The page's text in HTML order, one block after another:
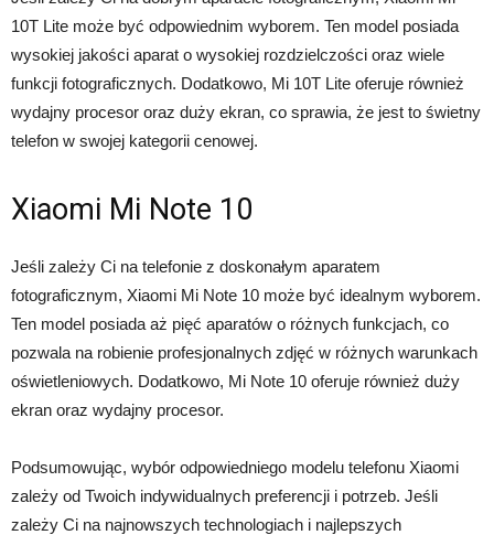
10T Lite może być odpowiednim wyborem. Ten model posiada
wysokiej jakości aparat o wysokiej rozdzielczości oraz wiele
funkcji fotograficznych. Dodatkowo, Mi 10T Lite oferuje również
wydajny procesor oraz duży ekran, co sprawia, że jest to świetny
telefon w swojej kategorii cenowej.
Xiaomi Mi Note 10
Jeśli zależy Ci na telefonie z doskonałym aparatem
fotograficznym, Xiaomi Mi Note 10 może być idealnym wyborem.
Ten model posiada aż pięć aparatów o różnych funkcjach, co
pozwala na robienie profesjonalnych zdjęć w różnych warunkach
oświetleniowych. Dodatkowo, Mi Note 10 oferuje również duży
ekran oraz wydajny procesor.
Podsumowując, wybór odpowiedniego modelu telefonu Xiaomi
zależy od Twoich indywidualnych preferencji i potrzeb. Jeśli
zależy Ci na najnowszych technologiach i najlepszych